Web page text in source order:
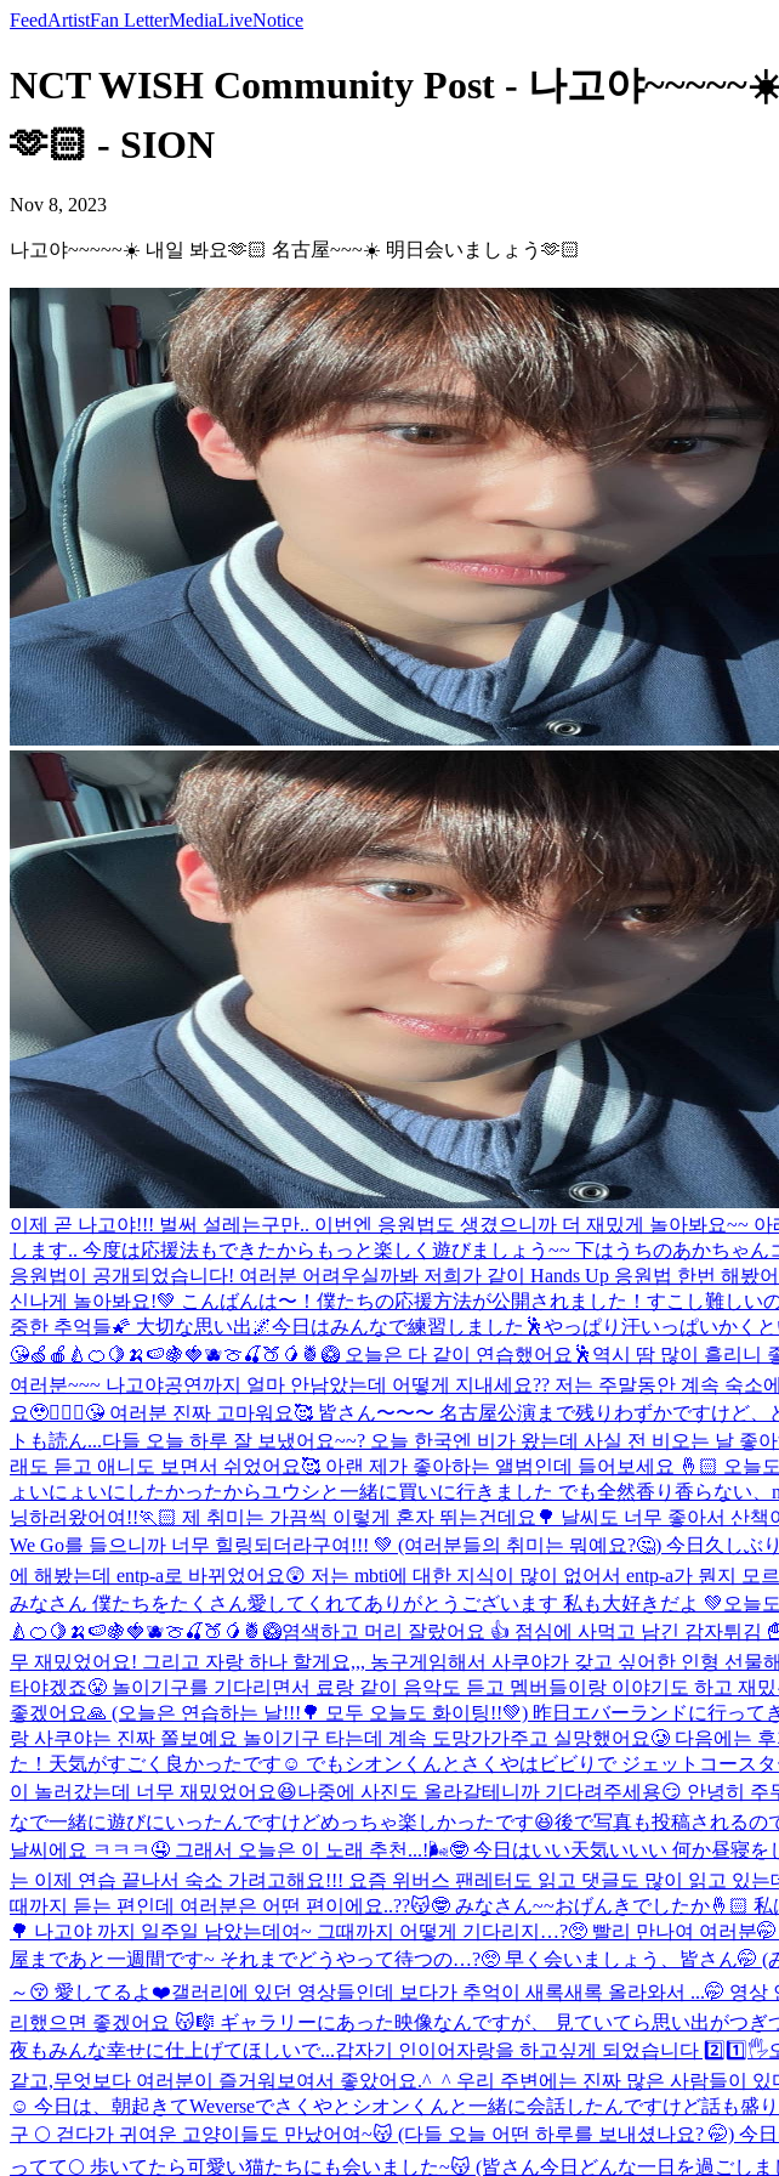
FeedArtistFan LetterMediaLiveNotice
NCT WISH Community Post - 나고야
🫶🏻 - SION
Nov 8, 2023
나고야~~~~~☀️ 내일 봐요🫶🏻 名古屋~~~☀️ 明日会いましょう🫶🏻
이제 곧 나고야!!! 벌써 설레는구만.. 이번엔 응원법도 생겼으니까 더 재밌게 놀아봐요~~
します.. 今度は応援法もできたからもっと楽しく遊びましょう~~ 下はうちのあかちゃ
응원법이 공개되었습니다! 여러분 어려우실까봐 저희가 같이 Hands Up 응원법 한번 해
신나게 놀아봐요!💚 こんばんは〜！僕たちの応援方法が公開されました！すこし難し
중한 추억들🌠 大切な思い出🌌今日はみんなで練習しました🕺やっぱり汗いっぱいかく
😘🍏🍎🍐🍊🍋🍌🍉🍇🍓🫐🍈🍒🍑🥭🍍🥝 오늘은 다 같이 연습했어요🕺역시 땀 많이 흘리
여러분~~~ 나고야공연까지 얼마 안남았는데 어떻게 지내세요?? 저는 주말동안 계속 숙
요🥹🙇🏻‍♂️😘 여러분 진짜 고마워요🥰 皆さん〜〜〜 名古屋公演まで残りわずかですけ
トも読ん...다들 오늘 하루 잘 보냈어요~~? 오늘 한국엔 비가 왔는데 사실 전 비오는 날 좋
래도 듣고 애니도 보면서 쉬었어요🥰 아랜 제가 좋아하는 앨범인데 들어보세요 🤞🏻 오
ょいにょいにしたかったからユウシと一緒に買いに行きました でも全然香り香らない、
닝하러왔어여!!🏃🏻 제 취미는 가끔씩 이렇게 혼자 뛰는건데요🌳 날씨도 너무 좋아서 산
We Go를 들으니까 너무 힐링되더라구여!!! 💚 (여러분들의 취미는 뭐예요?🤔) 今日久しぶ
에 해봤는데 entp-a로 바뀌었어요😲 저는 mbti에 대한 지식이 많이 없어서 entp-a가 뭔지 모
みなさん 僕たちをたくさん愛してくれてありがとうございます 私も大好きだよ 💚 오늘
🍐🍊🍋🍌🍉🍇🍓🫐🍈🍒🍑🥭🍍🥝염색하고 머리 잘랐어요 👍 점심에 사먹고 남긴 감자튀김
무 재밌었어요! 그리고 자랑 하나 할게요,,, 농구게임해서 사쿠야가 갖고 싶어한 인형 선물
타야겠죠😤 놀이기구를 기다리면서 료랑 같이 음악도 듣고 멤버들이랑 이야기도 하고 재
좋겠어요🙏 (오늘은 연습하는 날!!!🌳 모두 오늘도 화이팅!!💚) 昨日エバーランドに行って
랑 사쿠야는 진짜 쫄보예요 놀이기구 타는데 계속 도망가가주고 실망했어요🥲 다음에는
た！天気がすごく良かったです☺️ でもシオンくんとさくやはビビりで ジェットコース
이 놀러갔는데 너무 재밌었어요😆나중에 사진도 올라갈테니까 기다려주세용😏 안녕
なで一緒に遊びにいったんですけどめっちゃ楽しかったです😆後で写真も投稿される
날씨에요 ㅋㅋㅋ🤤 그래서 오늘은 이 노래 추천...!🌬️🤓 今日はいい天気いいい 何か昼寝
는 이제 연습 끝나서 숙소 가려고해요!!! 요즘 위버스 팬레터도 읽고 댓글도 많이 읽고 있
때까지 듣는 편인데 여러분은 어떤 편이에요..??😽🤓 みなさん~~おげんきでしたか🤞🏻
🌳 나고야 까지 일주일 남았는데여~ 그때까지 어떻게 기다리지…?🥺 빨리 만나여 여러분
屋まであと一週間です~ それまでどうやって待つの…?🥺 早く会いましょう、皆さん🤭 (
～😚 愛してるよ❤️갤러리에 있던 영상들인데 보다가 추억이 새록새록 올라와서 ...🤭 영
리했으면 좋겠어요 😽🎼 ギャラリーにあった映像なんですが、 見ていてら思い出がつ
夜もみんな幸せに仕上げてほしいで...갑자기 인이어자랑을 하고싶게 되었습니다 2️⃣1️⃣🖐️
같고,무엇보다 여러분이 즐거워보여서 좋았어요.^_^ 우리 주변에는 진짜 많은 사람들이
☺️ 今日は、朝起きてWeverseでさくやとシオンくんと一緒に会話したんですけど話も盛
구 🌕 걷다가 귀여운 고양이들도 만났어여~😽 (다들 오늘 어떤 하루를 보내셨나요? 🤭)
ってて🌕 歩いてたら可愛い猫たちにも会いました~😽 (皆さん今日どんな一日を過ごしま